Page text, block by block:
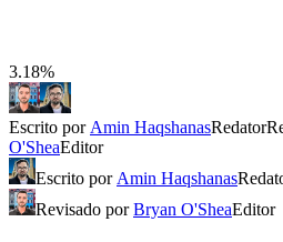
3.18%
Escrito por Amin HaqshanasRedator
O'SheaEditor
Escrito por Amin Haqshanas
Revisado porBryan O'SheaEditor